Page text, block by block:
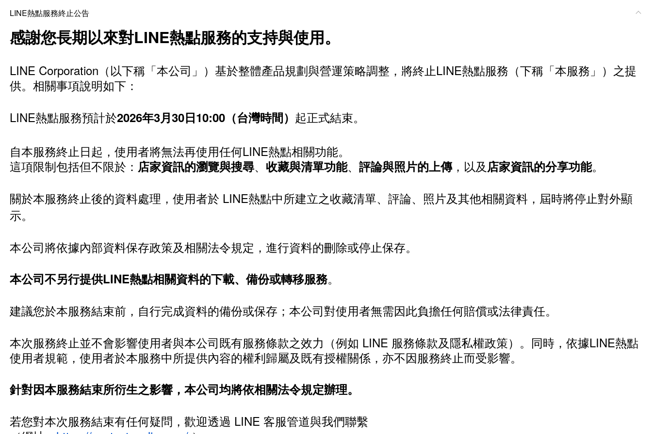
LINE熱點服務終止公告
感謝您長期以來對LINE熱點服務的支持與使用。
LINE Corporation（以下稱「本公司」）基於整體產品規劃與營運策略調整，將終止LINE熱點服務（下稱「本服務」）之提
供。相關事項說明如下：
LINE熱點服務預計於2026年3月30日10:00（台灣時間） 起正式結束。
自本服務終止日起，使用者將無法再使用任何LINE熱點相關功能。
這項限制包括但不限於： 店家資訊的瀏覽與搜尋、 收藏與清單功能、 評論與照片的上傳，以及店家資訊的分享功能。
關於本服務終止後的資料處理，使用者於 LINE熱點中所建立之收藏清單、評論、照片及其他相關資料，屆時將停止對外顯
示。
本公司將依據內部資料保存政策及相關法令規定，進行資料的刪除或停止保存。
本公司不另行提供LINE熱點相關資料的下載、備份或轉移服務。
建議您於本服務結束前，自行完成資料的備份或保存；本公司對使用者無需因此負擔任何賠償或法律責任。
本次服務終止並不會影響使用者與本公司既有服務條款之效力（例如 LINE 服務條款及隱私權政策）。同時，依據LINE熱點
使用者規範，使用者於本服務中所提供內容的權利歸屬及既有授權關係，亦不因服務終止而受影響。
針對因本服務結束所衍生之影響，本公司均將依相關法令規定辦理。
若您對本次服務結束有任何疑問，歡迎透過 LINE 客服管道與我們聯繫